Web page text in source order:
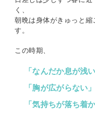
く、
朝晩は身体がきゅっと縮
す。
この時期、
「なんだか息が浅
「胸が広がらない」
「気持ちが落ち着